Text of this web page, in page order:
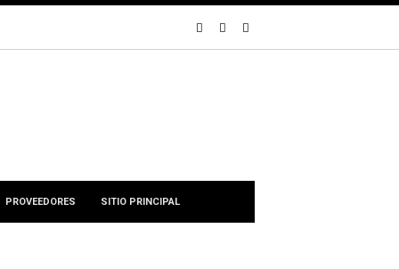
PROVEEDORES SITIO PRINCIPAL